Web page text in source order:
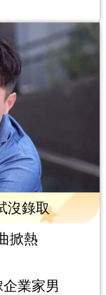
沒錄取
掀熱
業家男